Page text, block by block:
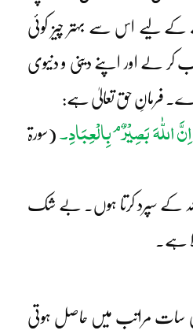
لیے اس سے بہتر چیز کوئی
کر لے اور اپنے دینی و دنیوی
فرمانِ حق تعالیٰ ہے:
اِنَّ اللّٰہَ بَصِیْرٌمبِالْعِبَادِ۔ (سورۃ
اللہ کے سپرد کرتا ہوں۔ بے شک
ہے۔
سات مراتب میں حاصل ہوتی